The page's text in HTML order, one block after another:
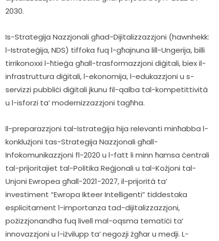
2030.
Is-Strategija Nazzjonali għad-Dijitalizzazzjoni (hawnhekk:
l-Istrateġija, NDS) tiffoka fuq l-għajnuna lill-Ungerija, billi
tirrikonoxxi l-ħtieġa għall-trasformazzjoni diġitali, biex il-
infrastruttura diġitali, l-ekonomija, l-edukazzjoni u s-
servizzi pubbliċi diġitali jkunu fil-qalba tal-kompetittività
u l-isforzi ta’ modernizzazzjoni tagħha.
Il-preparazzjoni tal-Istrateġija hija relevanti minħabba l-
konklużjoni tas-Strategija Nazzjonali għall-
Infokomunikazzjoni fl-2020 u l-fatt li minn ħamsa ċentrali
tal-prijoritajiet tal-Politika Reġjonali u tal-Kożjoni tal-
Unjoni Ewropea għall-2021-2027, il-prijorità ta’
investiment “Ewropa Ikteer Intelligenti” tiddestaka
esplicitament l-importanza tad-dijitalizzazzjoni,
pożizzjonandha fuq livell mal-oqsma tematiċi ta’
innovazzjoni u l-iżvilupp ta’ negozji żgħar u medji. L-